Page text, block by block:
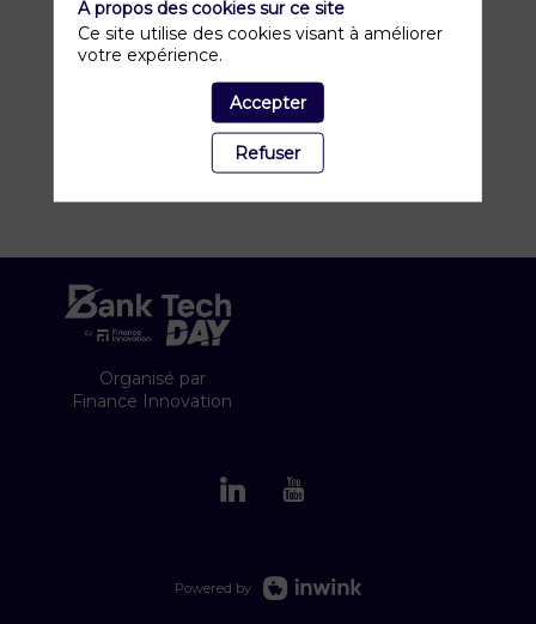
Organisé par
Finance Innovation
Powered by
A propos des cookies sur ce site
Ce site utilise des cookies visant à améliorer
votre expérience.
Accepter
Refuser